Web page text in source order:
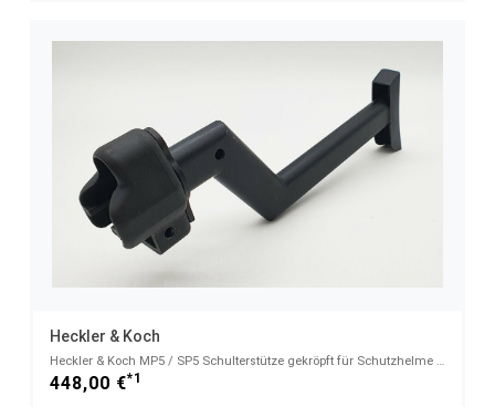
Heckler & Koch
Heckler & Koch MP5 / SP5 Schulterstütze gekröpft für Schutzhelme mit Visier
448,00 €*1